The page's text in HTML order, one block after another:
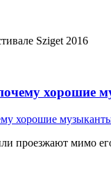
Sziget 2016
хорошие
проезжают мимо